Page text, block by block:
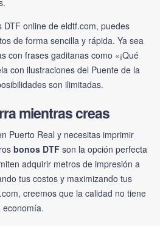
DTF online de eldtf.com, puedes
de forma sencilla y rápida. Ya sea
con frases gaditanas como «¡Qué
con ilustraciones del Puente de la
son ilimitadas.
mientras creas
Puerto Real y necesitas imprimir
bonos DTF son la opción perfecta
adquirir metros de impresión a
tus costos y maximizando tus
creemos que la calidad no tiene
economía.